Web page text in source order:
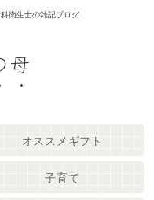
衛生士の雑記ブログ
母
オススメギフト
子育て